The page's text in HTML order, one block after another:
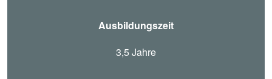
Ausbildungszeit
3,5 Jahre